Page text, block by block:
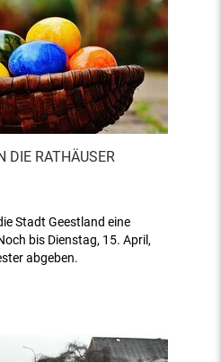
DIE RATHÄUSER
Stadt Geestland eine
bis Dienstag, 15. April,
abgeben.